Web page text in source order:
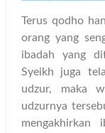
Terus qodho
orang yang
ibadah yang
Syeikh juga
udzur, maka
udzurnya
mengakhirkan